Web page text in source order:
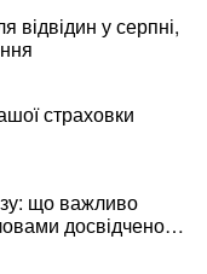
відвідин у серпні,
страховки
що важливо
досвідченої